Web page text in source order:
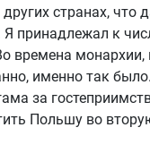
странах,
принадлежал к
именно так
за
Польшу во